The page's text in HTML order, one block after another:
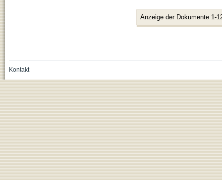
Anzeige der Dokumente 1-
Kontakt